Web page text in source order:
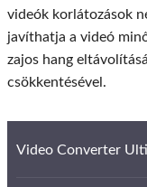
videók korlátozások
javíthatja a videó
zajos hang
csökkentésével.
Video Converter